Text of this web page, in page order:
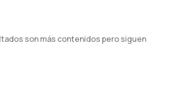
son más contenidos pero siguen